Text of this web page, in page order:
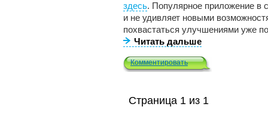
здесь. Популярное приложение в
и не удивляет новыми
похвастаться улучшениями уже
Читать дальше
Комментировать
Страница 1 из 1